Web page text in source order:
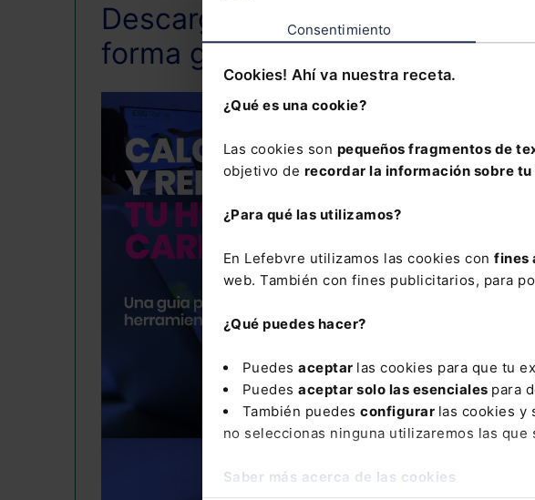
Consentimiento
Cookies! Ahí va nuestra receta.
¿Qué es una cookie?
Las cookies son pequeños fragmentos de
objetivo de recordar la información sobre
¿Para qué las utilizamos?
En Lefebvre utilizamos las cookies con fines
web. También con fines publicitarios, para
¿Qué puedes hacer?
Puedes aceptar las cookies para que tu
Puedes aceptar solo las esenciales para
También puedes configurar las cookies y
no seleccionas ninguna utilizaremos las
Saber más acerca de las cookies
Descarga esta guía de
forma gratuita